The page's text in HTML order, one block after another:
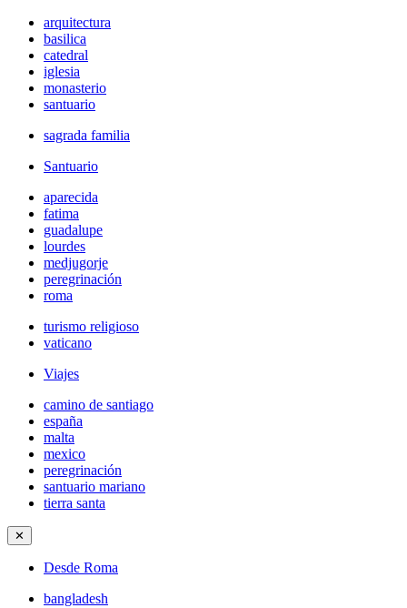
arquitectura
basilica
catedral
iglesia
monasterio
santuario
sagrada familia
Santuario
aparecida
fatima
guadalupe
lourdes
medjugorje
peregrinación
roma
turismo religioso
vaticano
Viajes
camino de santiago
españa
malta
mexico
peregrinación
santuario mariano
tierra santa
✕
Desde Roma
bangladesh